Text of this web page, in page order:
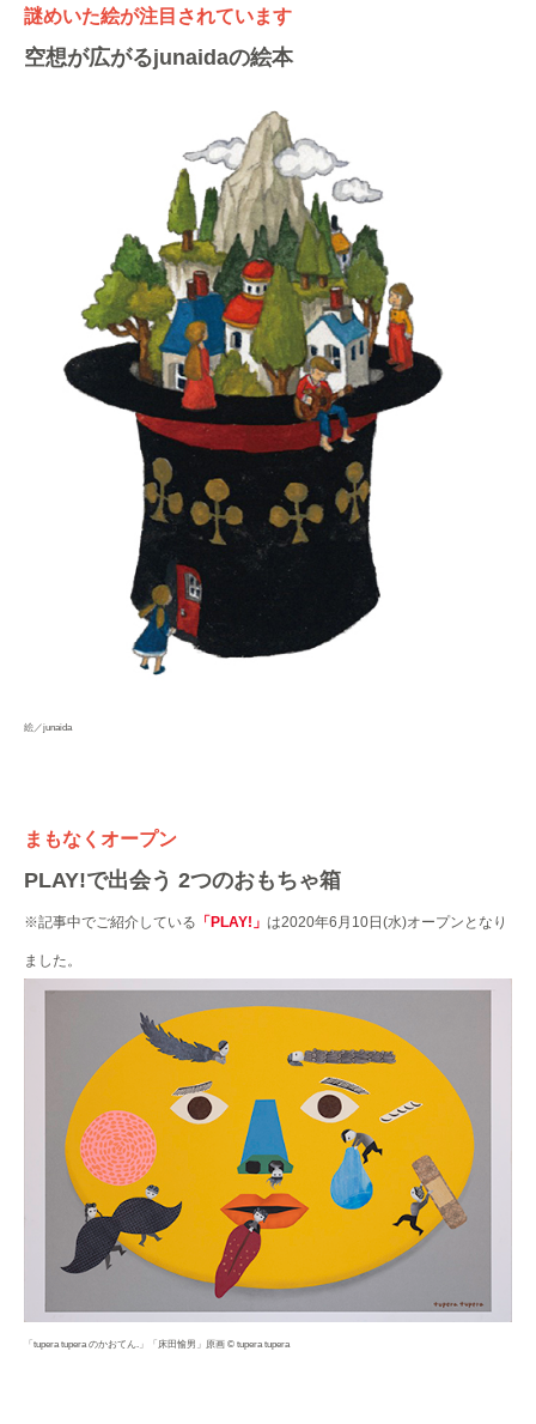
謎めいた絵が注目されています
空想が広がるjunaidaの絵本
絵／junaida
まもなくオープン
PLAY!で出会う 2つのおもちゃ箱
※記事中でご紹介している 「PLAY!」 は2020年6月10日(水)オープンとなり
ました。
「tupera tupera のかおてん.」「床田愉男」原画 © tupera tupera